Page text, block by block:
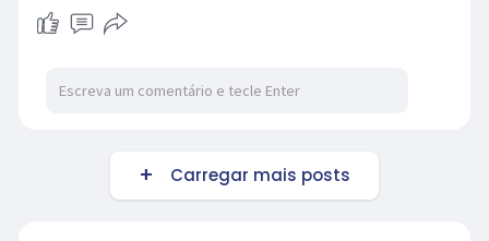
Carregar mais posts